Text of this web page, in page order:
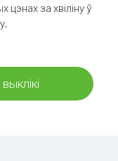
за хвіліну ў